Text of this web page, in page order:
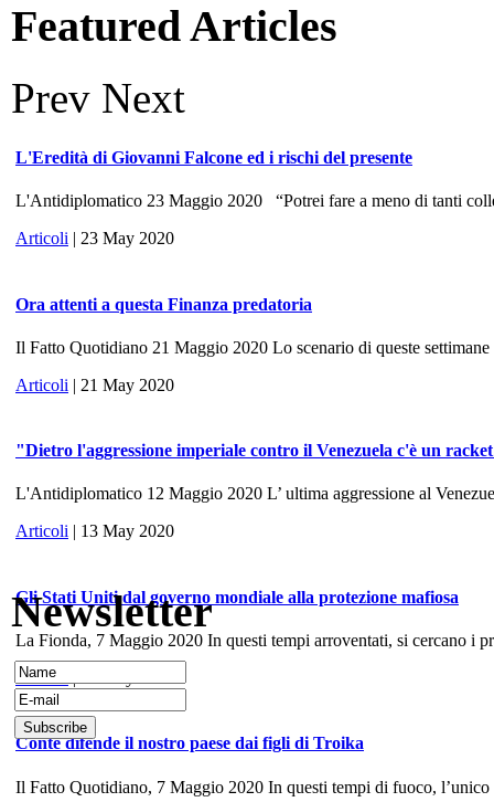
Featured Articles
Prev Next
L'Eredità di Giovanni Falcone ed i rischi del presente
L'Antidiplomatico 23 Maggio 2020 “Potrei fare a meno di tanti
Articoli | 23 May 2020
Ora attenti a questa Finanza predatoria
Il Fatto Quotidiano 21 Maggio 2020 Lo scenario di queste
Articoli | 21 May 2020
"Dietro l'aggressione imperiale contro il Venezuela c'è un
L'Antidiplomatico 12 Maggio 2020 L’ ultima aggressione al
Articoli | 13 May 2020
Gli Stati Uniti dal governo mondiale alla protezione mafiosa
La Fionda, 7 Maggio 2020 In questi tempi arroventati, si cercano i
Articoli
Conte difende il nostro paese dai figli di Troika
Il Fatto Quotidiano, 7 Maggio 2020 In questi tempi di fuoco,
Newsletter